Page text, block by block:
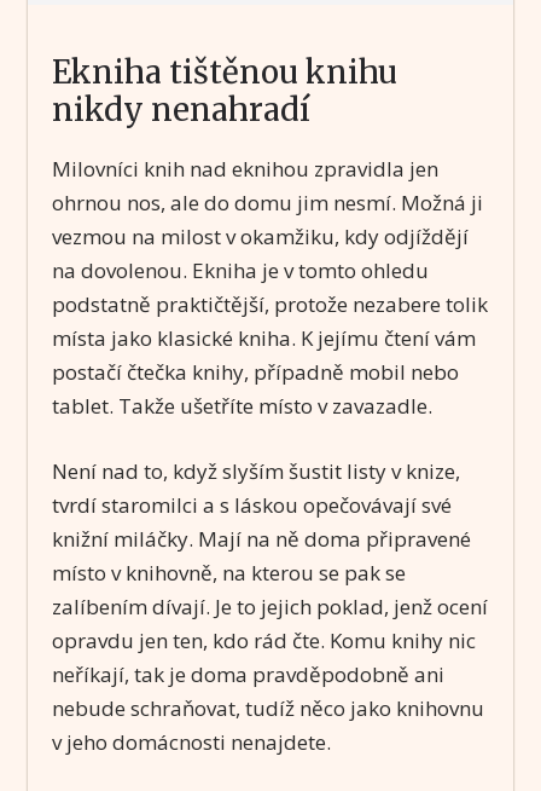
Ekniha tištěnou knihu
nikdy nenahradí
Milovníci knih nad eknihou zpravidla jen
ohrnou nos, ale do domu jim nesmí. Možná ji
vezmou na milost v okamžiku, kdy odjíždějí
na dovolenou. Ekniha je v tomto ohledu
podstatně praktičtější, protože nezabere tolik
místa jako klasické kniha. K jejímu čtení vám
postačí čtečka knihy, případně mobil nebo
tablet. Takže ušetříte místo v zavazadle.
Není nad to, když slyším šustit listy v knize,
tvrdí staromilci a s láskou opečovávají své
knižní miláčky. Mají na ně doma připravené
místo v knihovně, na kterou se pak se
zalíbením dívají. Je to jejich poklad, jenž ocení
opravdu jen ten, kdo rád čte. Komu knihy nic
neříkají, tak je doma pravděpodobně ani
nebude schraňovat, tudíž něco jako knihovnu
v jeho domácnosti nenajdete.